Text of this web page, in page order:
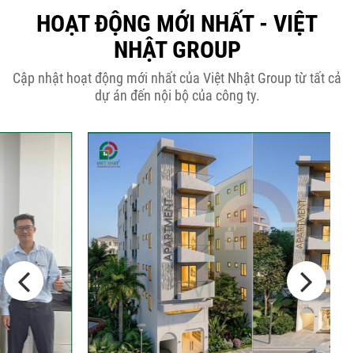
Bê Tông...
THÔNG BÁO KẾ HOẠCH TĂNG ĐƠN
GIÁ XÂY DỰNG NHÀ...
Thép Râu Tường – Kinh Nghiệm Thi
Công Chuẩn Kỹ...
10 Vị Trí Nên Xây Gạch Đinh – Chủ
Đầu...
HOẠT ĐỘNG MỚI NHẤT - VIỆT
NHẬT GROUP
Cập nhật hoạt động mới nhất của Việt Nhật Group từ tất cả
dự án đến nội bộ của công ty.